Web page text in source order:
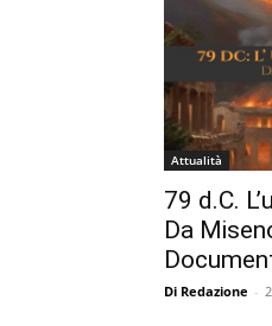
Attualità
79 d.C.
Da
Di Redazione -